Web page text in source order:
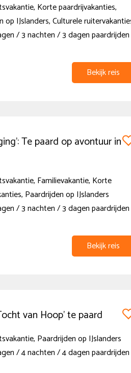
Korte paardrijvakanties,
op IJslanders, Culturele
/ 3 nachten / 3 dagen paardrijden
Bekijk reis
Te paard op avontuur in
Familievakantie, Korte
Paardrijden op IJslanders
/ 3 nachten / 3 dagen paardrijden
Bekijk reis
van Hoop' te paard
Paardrijden op IJslanders
/ 4 nachten / 4 dagen paardrijden